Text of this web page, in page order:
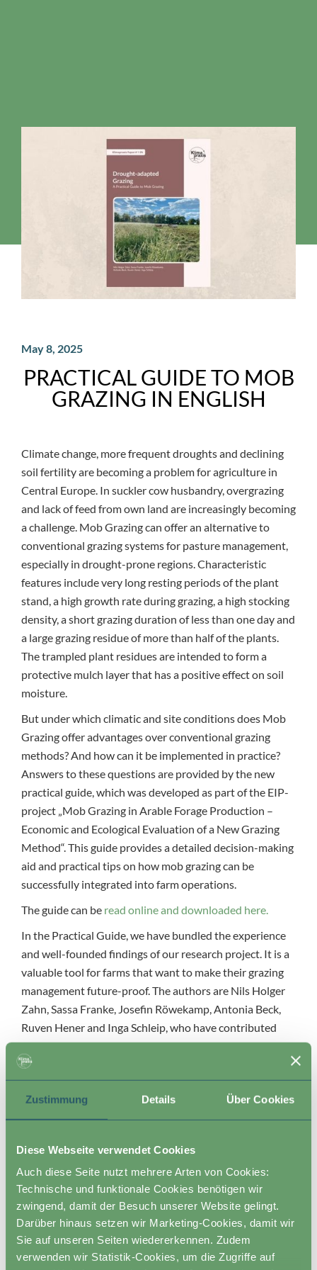
Zustimmung Details Über Cookies
Diese Webseite verwendet Cookies
Auch diese Seite nutzt mehrere Arten von Cookies:
Technische und funktionale Cookies benötigen wir
zwingend, damit der Besuch unserer Website gelingt.
Darüber hinaus setzen wir Marketing-Cookies, damit wir
Sie auf unseren Seiten wiedererkennen. Zudem
verwenden wir Statistik-Cookies, um die Zugriffe auf
May 8, 2025
PRACTICAL GUIDE TO MOB
GRAZING IN ENGLISH
Climate change, more frequent droughts and declining
soil fertility are becoming a problem for agriculture in
Central Europe. In suckler cow husbandry, overgrazing
and lack of feed from own land are increasingly becoming
a challenge. Mob Grazing can offer an alternative to
conventional grazing systems for pasture management,
especially in drought-prone regions. Characteristic
features include very long resting periods of the plant
stand, a high growth rate during grazing, a high stocking
density, a short grazing duration of less than one day and
a large grazing residue of more than half of the plants.
The trampled plant residues are intended to form a
protective mulch layer that has a positive effect on soil
moisture.
But under which climatic and site conditions does Mob
Grazing offer advantages over conventional grazing
methods? And how can it be implemented in practice?
Answers to these questions are provided by the new
practical guide, which was developed as part of the EIP-
project „Mob Grazing in Arable Forage Production –
Economic and Ecological Evaluation of a New Grazing
Method“. This guide provides a detailed decision-making
aid and practical tips on how mob grazing can be
successfully integrated into farm operations.
The guide can be read online and downloaded here.
In the Practical Guide, we have bundled the experience
and well-founded findings of our research project. It is a
valuable tool for farms that want to make their grazing
management future-proof. The authors are Nils Holger
Zahn, Sassa Franke, Josefin Röwekamp, Antonia Beck,
Ruven Hener and Inga Schleip, who have contributed
their extensive practical experience and scientific
expertise to this project.
Latest Posts